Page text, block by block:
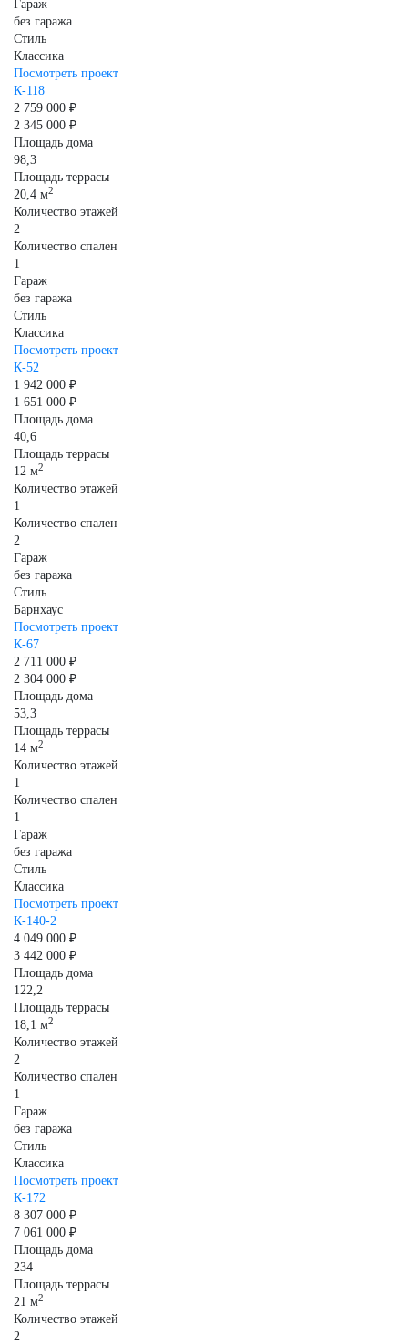
Гараж
без гаража
Стиль
Классика
Посмотреть проект
К-118
2 759 000 ₽
2 345 000 ₽
Площадь дома
98,3
Площадь террасы
20,4 м2
Количество этажей
2
Количество спален
1
Гараж
без гаража
Стиль
Классика
Посмотреть проект
К-52
1 942 000 ₽
1 651 000 ₽
Площадь дома
40,6
Площадь террасы
12 м2
Количество этажей
1
Количество спален
2
Гараж
без гаража
Стиль
Барнхаус
Посмотреть проект
К-67
2 711 000 ₽
2 304 000 ₽
Площадь дома
53,3
Площадь террасы
14 м2
Количество этажей
1
Количество спален
1
Гараж
без гаража
Стиль
Классика
Посмотреть проект
К-140-2
4 049 000 ₽
3 442 000 ₽
Площадь дома
122,2
Площадь террасы
18,1 м2
Количество этажей
2
Количество спален
1
Гараж
без гаража
Стиль
Классика
Посмотреть проект
К-172
8 307 000 ₽
7 061 000 ₽
Площадь дома
234
Площадь террасы
21 м2
Количество этажей
2